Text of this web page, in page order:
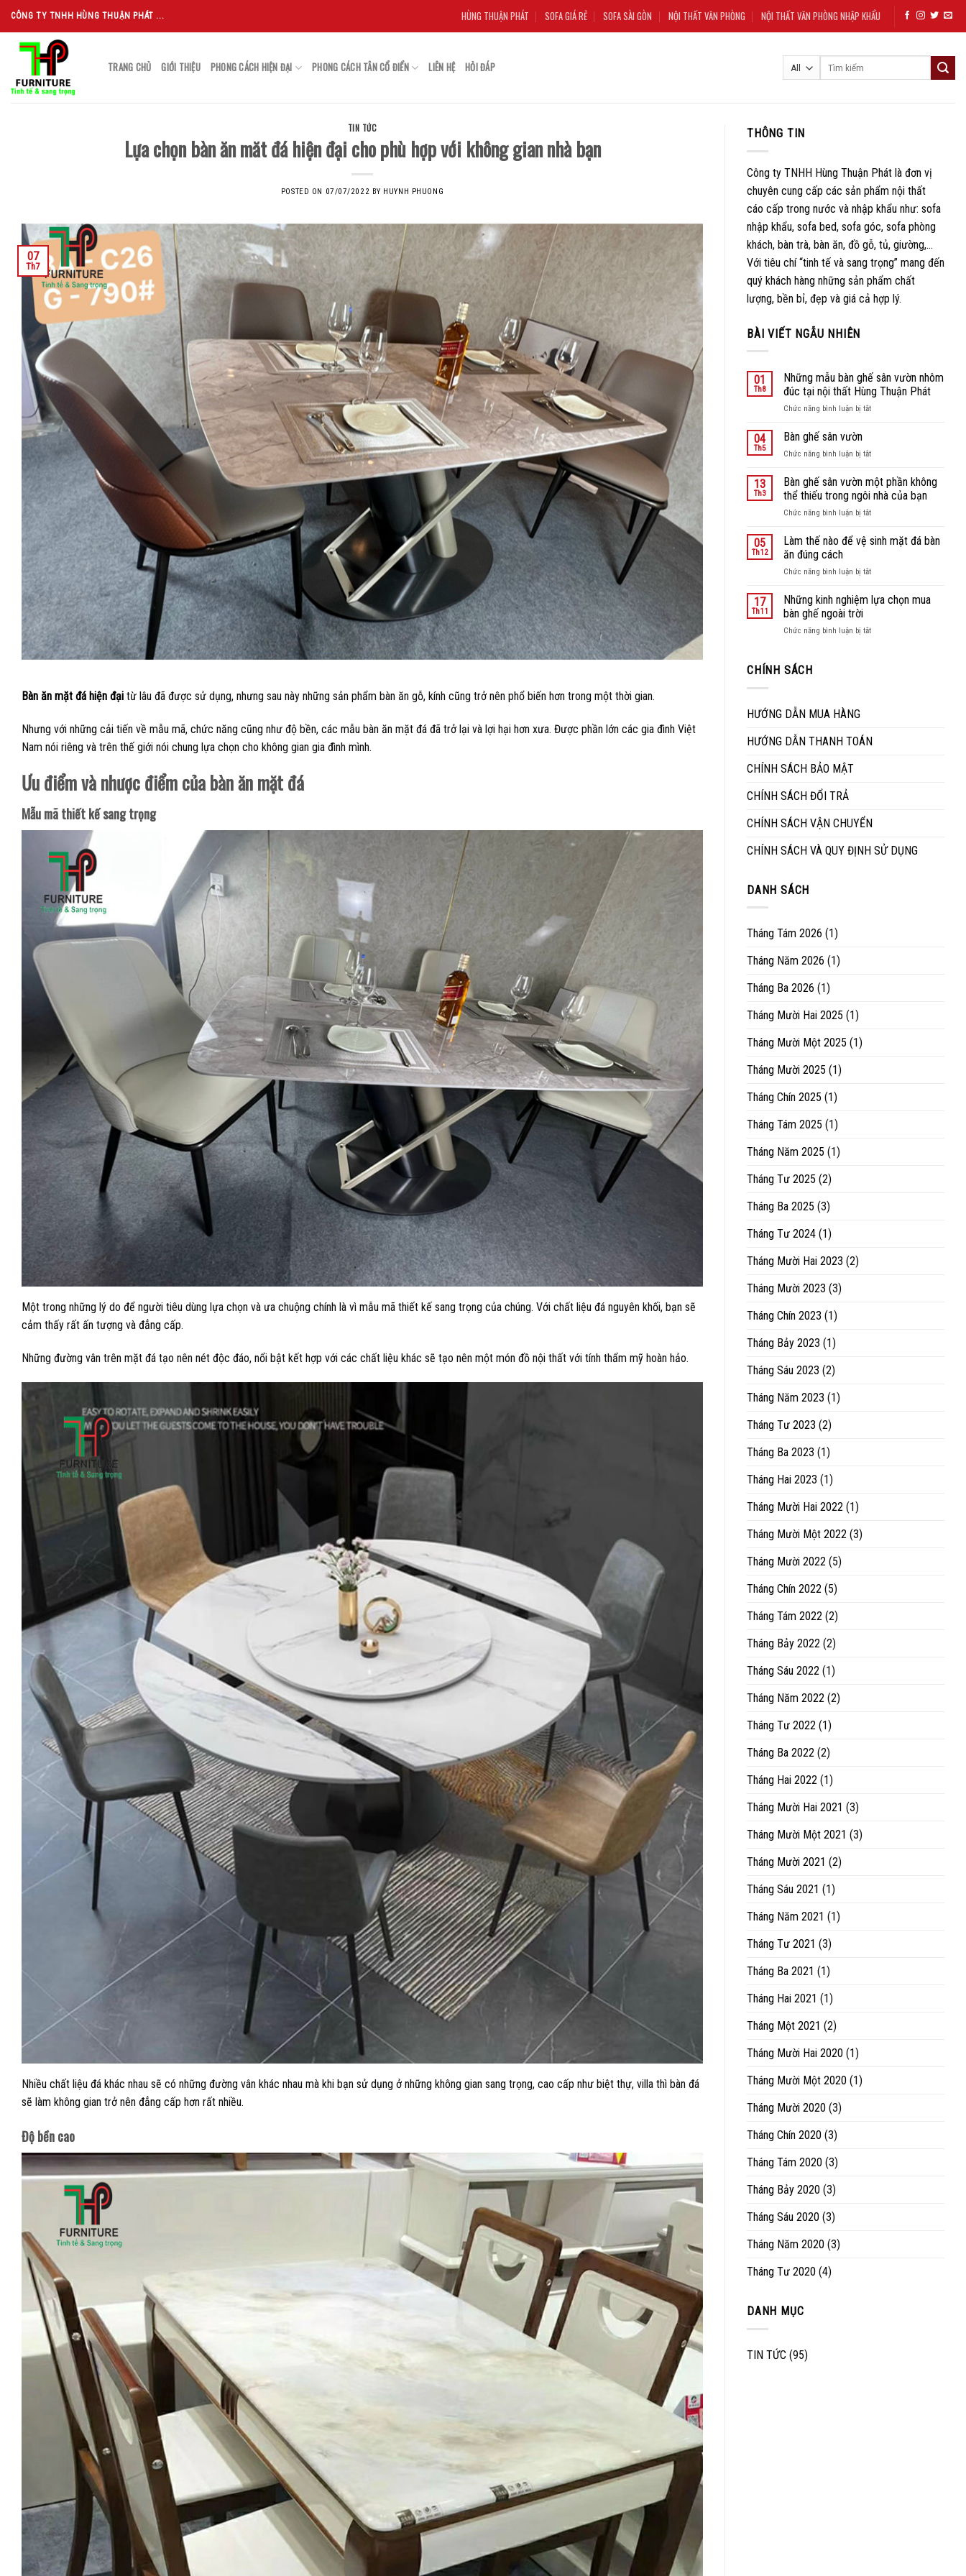
Skip
content
CÔNG TY TNHH HÙNG THUẬN PHÁT ... HÙNG THUẬN PHÁT SOFA GIÁ RẺ SOFA SÀI GÒN NỘI THẤT VĂN PHÒNG NỘI THẤT VĂN PHÒNG NHẬP KHẨU
TRANG CHỦ GIỚI THIỆU PHONG CÁCH HIỆN ĐẠI PHONG CÁCH TÂN CỔ ĐIỂN LIÊN HỆ HỎI ĐÁP
TIN TỨC
Lựa chọn bàn ăn măt đá hiện đại cho phù hợp với không gian nhà bạn
POSTED ON 07/07/2022 BY HUYNH PHUONG
07
Th7
Bàn ăn mặt đá hiện đại từ lâu đã được sử dụng, nhưng sau này những sản phẩm bàn ăn gỗ, kính cũng trở nên phổ biến hơn trong một thời gian.
Nhưng với những cải tiến về mẫu mã, chức năng cũng như độ bền, các mẫu bàn ăn mặt đá đã trở lại và lợi hại hơn xưa. Được phần lớn các gia đình Việt
Nam nói riêng và trên thế giới nói chung lựa chọn cho không gian gia đình mình.
Ưu điểm và nhược điểm của bàn ăn mặt đá
Mẫu mã thiết kế sang trọng
Một trong những lý do để người tiêu dùng lựa chọn và ưa chuộng chính là vì mẫu mã thiết kế sang trọng của chúng. Với chất liệu đá nguyên khối, bạn sẽ
cảm thấy rất ấn tượng và đẳng cấp.
Những đường vân trên mặt đá tạo nên nét độc đáo, nổi bật kết hợp với các chất liệu khác sẽ tạo nên một món đồ nội thất với tính thẩm mỹ hoàn hảo.
Nhiều chất liệu đá khác nhau sẽ có những đường vân khác nhau mà khi bạn sử dụng ở những không gian sang trọng, cao cấp như biệt thự, villa thì bàn đá
sẽ làm không gian trở nên đẳng cấp hơn rất nhiều.
Độ bền cao
THÔNG TIN
Công ty TNHH Hùng Thuận Phát là đơn vị
chuyên cung cấp các sản phẩm nội thất
cáo cấp trong nước và nhập khẩu như: sofa
nhập khẩu, sofa bed, sofa góc, sofa phòng
khách, bàn trà, bàn ăn, đồ gỗ, tủ, giường,…
Với tiêu chí “tinh tế và sang trọng” mang đến
quý khách hàng những sản phẩm chất
lượng, bền bỉ, đẹp và giá cả hợp lý.
BÀI VIẾT NGẪU NHIÊN
01
Th8
Những mẫu bàn ghế sân vườn nhôm
đúc tại nội thất Hùng Thuận Phát
Chức năng bình luận bị tắtở
ghế
vườn
nhôm
tại
thất
04
Th5
Bàn ghế sân vườn
Chức năng bình luận bị tắtở
ghế
sân
vườn
13
Th3
Bàn ghế sân vườn một phần không
thể thiếu trong ngôi nhà của bạn
Chức năng bình luận bị tắtở
ghế
một
không
trong
05
Th12
Làm thế nào để vệ sinh mặt đá bàn
ăn đúng cách
Chức năng bình luận bị tắtở
thế
nào
vệ
17
Th11
Những kinh nghiệm lựa chọn mua
bàn ghế ngoài trời
Chức năng bình luận bị tắtở
CHÍNH SÁCH
HƯỚNG DẪN MUA HÀNG
HƯỚNG DẪN THANH TOÁN
CHÍNH SÁCH BẢO MẬT
CHÍNH SÁCH ĐỔI TRẢ
CHÍNH SÁCH VẬN CHUYỂN
CHÍNH SÁCH VÀ QUY ĐỊNH SỬ DỤNG
DANH SÁCH
Tháng Tám 2026 (1)
Tháng Năm 2026 (1)
Tháng Ba 2026 (1)
Tháng Mười Hai 2025 (1)
Tháng Mười Một 2025 (1)
Tháng Mười 2025 (1)
Tháng Chín 2025 (1)
Tháng Tám 2025 (1)
Tháng Năm 2025 (1)
Tháng Tư 2025 (2)
Tháng Ba 2025 (3)
Tháng Tư 2024 (1)
Tháng Mười Hai 2023 (2)
Tháng Mười 2023 (3)
Tháng Chín 2023 (1)
Tháng Bảy 2023 (1)
Tháng Sáu 2023 (2)
Tháng Năm 2023 (1)
Tháng Tư 2023 (2)
Tháng Ba 2023 (1)
Tháng Hai 2023 (1)
Tháng Mười Hai 2022 (1)
Tháng Mười Một 2022 (3)
Tháng Mười 2022 (5)
Tháng Chín 2022 (5)
Tháng Tám 2022 (2)
Tháng Bảy 2022 (2)
Tháng Sáu 2022 (1)
Tháng Năm 2022 (2)
Tháng Tư 2022 (1)
Tháng Ba 2022 (2)
Tháng Hai 2022 (1)
Tháng Mười Hai 2021 (3)
Tháng Mười Một 2021 (3)
Tháng Mười 2021 (2)
Tháng Sáu 2021 (1)
Tháng Năm 2021 (1)
Tháng Tư 2021 (3)
Tháng Ba 2021 (1)
Tháng Hai 2021 (1)
Tháng Một 2021 (2)
Tháng Mười Hai 2020 (1)
Tháng Mười Một 2020 (1)
Tháng Mười 2020 (3)
Tháng Chín 2020 (3)
Tháng Tám 2020 (3)
Tháng Bảy 2020 (3)
Tháng Sáu 2020 (3)
Tháng Năm 2020 (3)
Tháng Tư 2020 (4)
DANH MỤC
TIN TỨC (95)